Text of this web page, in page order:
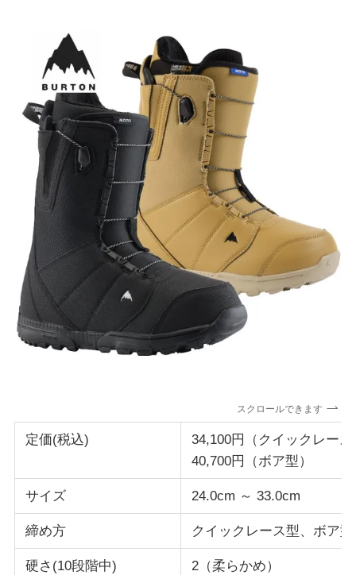
スクロールできます
定価(税込)
34,100円（クイックレース
40,700円（ボア型）
サイズ 24.0cm ～ 33.0cm
締め方 クイックレース型、ボア型
硬さ(10段階中) 2（柔らかめ）